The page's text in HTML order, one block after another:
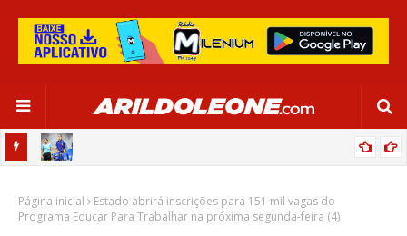
SALVADOR
Página inicial
Estado abrirá inscrições para 151 mil vagas do
Programa Educar Para Trabalhar na próxima segunda-feira (4)